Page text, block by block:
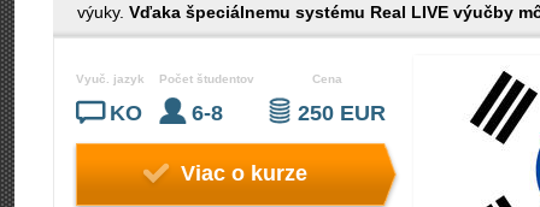
výuky. Vďaka špeciálnemu systému Real LIVE výučby
Vyuč. jazyk
KO
Počet študentov
6-8
Cena
250 EUR
Viac o kurze